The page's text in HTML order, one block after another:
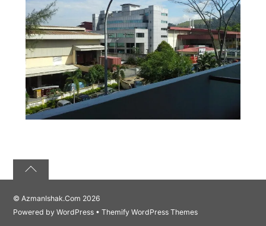
©AzmanIshak.Com 2026
Powered byWordPress •Themify WordPress Themes